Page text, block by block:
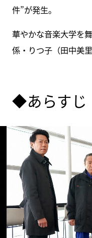
件”が発生。
華やかな音楽大学を
係・りつ子（田中美
◆あらすじ